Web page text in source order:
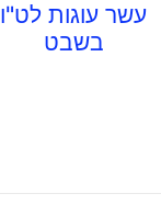
עשר עוגות לט"ו
בשבט